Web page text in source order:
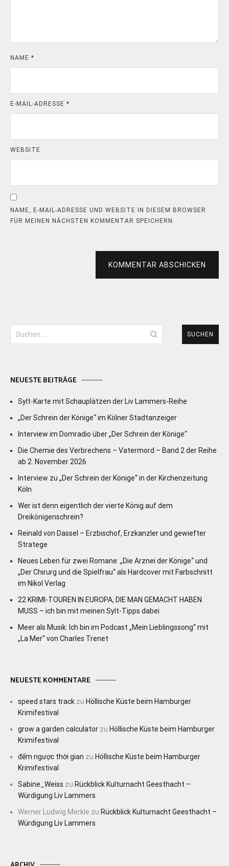
NAME *
E-MAIL-ADRESSE *
WEBSITE
NAME, E-MAIL-ADRESSE UND WEBSITE IN DIESEM BROWSER
FÜR MEINEN NÄCHSTEN KOMMENTAR SPEICHERN.
KOMMENTAR ABSCHICKEN
Suchen
nach:
NEUESTE BEITRÄGE
Sylt-Karte mit Schauplätzen der Liv Lammers-Reihe
„Der Schrein der Könige“ im Kölner Stadtanzeiger
Interview im Domradio über „Der Schrein der Könige“
Die Chemie des Verbrechens – Vatermord – Band 2 der Reihe
ab 2. November 2026
Interview zu „Der Schrein der Könige“ in der Kirchenzeitung
Köln
Wer ist denn eigentlich der vierte König auf dem
Dreikönigenschrein?
Reinald von Dassel – Erzbischof, Erzkanzler und gewiefter
Stratege
Neues Leben für zwei Romane: „Die Arznei der Könige“ und
„Der Chirurg und die Spielfrau“ als Hardcover mit Farbschnitt
im Nikol Verlag
22 KRIMI-TOUREN IN EUROPA, DIE MAN GEMACHT HABEN
MUSS – ich bin mit meinen Sylt-Tipps dabei
Meer als Musik: Ich bin im Podcast „Mein Lieblingssong“ mit
„La Mer“ von Charles Trenet
NEUESTE KOMMENTARE
speed stars track zu Höllische Küste beim Hamburger
Krimifestival
grow a garden calculator zu Höllische Küste beim Hamburger
Krimifestival
đếm ngược thời gian zu Höllische Küste beim Hamburger
Krimifestival
Sabine_Weiss zu Rückblick Kulturnacht Geesthacht –
Würdigung Liv Lammers
Werner Ludwig Merkle zu Rückblick Kulturnacht Geesthacht –
Würdigung Liv Lammers